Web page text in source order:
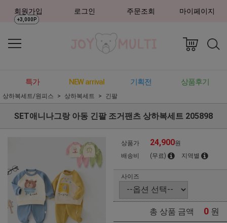
회원가입
+3,000P
로그인 주문조회 마이페이지
특가 NEW arrival 기획전 상품후기
상하복세트/원피스 상하복세트 긴팔
SET애니나그랑 아동 긴팔 조거팬츠 상하복세트 205898
상품가 24,900원
배송비
(무료) 지역별
사이즈
총 상품 금액 0 원